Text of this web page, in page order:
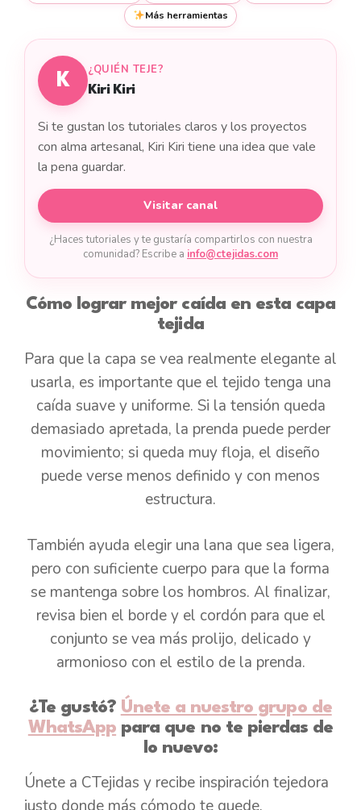
Más herramientas
K
¿QUIÉN TEJE?
Kiri Kiri
Si te gustan los tutoriales claros y los proyectos
con alma artesanal, Kiri Kiri tiene una idea que vale
la pena guardar.
Visitar canal
¿Haces tutoriales y te gustaría compartirlos con nuestra
comunidad? Escribe a info@ctejidas.com
Cómo lograr mejor caída en esta capa
tejida
Para que la capa se vea realmente elegante al
usarla, es importante que el tejido tenga una
caída suave y uniforme. Si la tensión queda
demasiado apretada, la prenda puede perder
movimiento; si queda muy floja, el diseño
puede verse menos definido y con menos
estructura.
También ayuda elegir una lana que sea ligera,
pero con suficiente cuerpo para que la forma
se mantenga sobre los hombros. Al finalizar,
revisa bien el borde y el cordón para que el
conjunto se vea más prolijo, delicado y
armonioso con el estilo de la prenda.
¿Te gustó? Únete a nuestro grupo de
WhatsApp para que no te pierdas de
lo nuevo:
Únete a CTejidas y recibe inspiración tejedora
justo donde más cómodo te quede.